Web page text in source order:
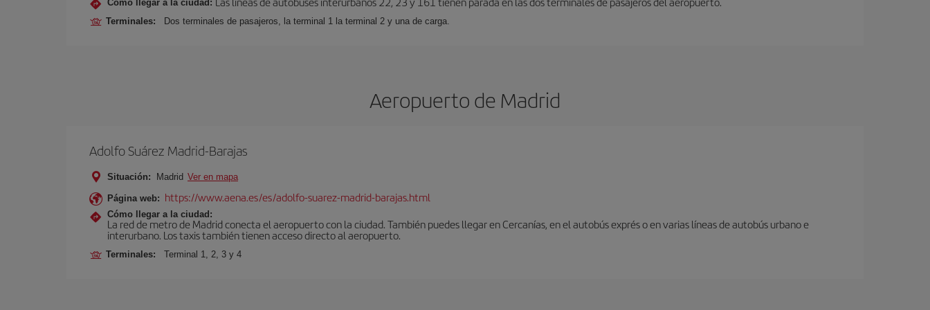
Cómo llegar a la ciudad:
Terminales: Dos terminales de pasajeros, la terminal 1 la terminal 2 y una de carga.
Aeropuerto de Madrid
Adolfo Suárez Madrid-Barajas
Situación: Madrid Ver en mapa
Página web: https://www.aena.es/es/adolfo-suarez-madrid-barajas.html
Cómo llegar a la ciudad:
La red de metro de Madrid conecta el aeropuerto con la ciudad. También puedes llegar en Cercanías, en el autobús exprés o en varias líneas de autobús urbano e
interurbano. Los taxis también tienen acceso directo al aeropuerto.
Terminales: Terminal 1, 2, 3 y 4